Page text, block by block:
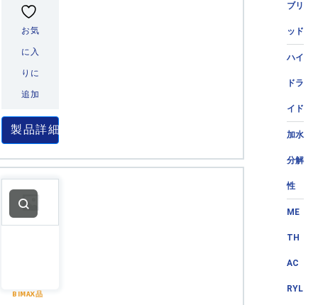
ブリ
ッド
ハイ
ドラ
イド
加水
分解
性
ME
TH
AC
RYL
お気
に入
りに
追加
製品詳細
BIMAX品